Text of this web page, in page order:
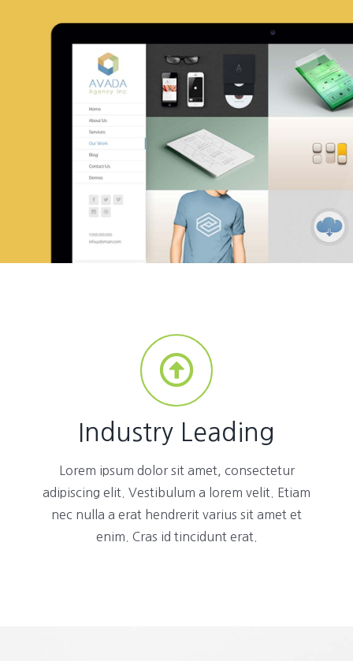
Industry Leading
Lorem ipsum dolor sit amet, consectetur
adipiscing elit. Vestibulum a lorem velit. Etiam
nec nulla a erat hendrerit varius sit amet et
enim. Cras id tincidunt erat.